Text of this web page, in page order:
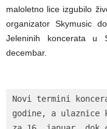
maloletno lice izgubilo
organizator Skymusic
Jeleninih koncerata u
decembar.
Novi termini
godine, a ulaznice